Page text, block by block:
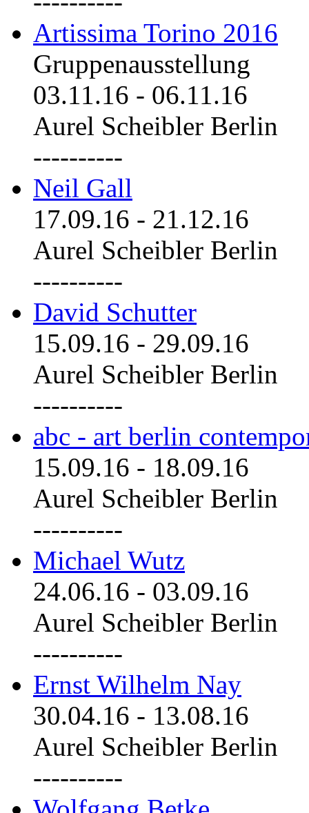
Artissima Torino 2016
Gruppenausstellung
03.11.16 - 06.11.16
Aurel Scheibler Berlin
----------
Neil Gall
17.09.16 - 21.12.16
Aurel Scheibler Berlin
----------
David Schutter
15.09.16 - 29.09.16
Aurel Scheibler Berlin
----------
abc - art berlin
15.09.16 - 18.09.16
Aurel Scheibler Berlin
----------
Michael Wutz
24.06.16 - 03.09.16
Aurel Scheibler Berlin
----------
Ernst Wilhelm Nay
30.04.16 - 13.08.16
Aurel Scheibler Berlin
----------